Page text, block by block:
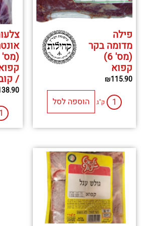
פילה
מדומה בקר
(מס' 6)
קפוא
₪115.90
ק"ג הוספה לסל
/